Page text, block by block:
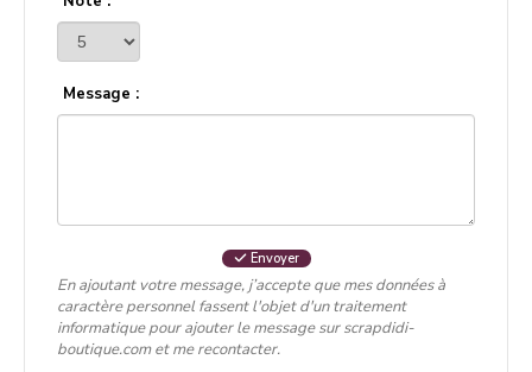
Message :
Envoyer
En ajoutant votre message, j’accepte que mes données à
caractère personnel fassent l'objet d'un traitement
informatique pour ajouter le message sur scrapdidi-
boutique.com et me recontacter.